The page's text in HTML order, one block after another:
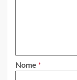
Nome *